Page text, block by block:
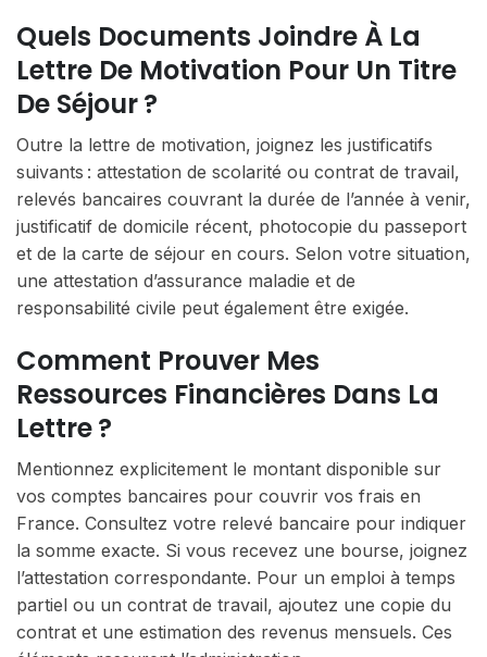
Quels Documents Joindre À La
Lettre De Motivation Pour Un Titre
De Séjour ?
Outre la lettre de motivation, joignez les justificatifs
suivants : attestation de scolarité ou contrat de travail,
relevés bancaires couvrant la durée de l’année à venir,
justificatif de domicile récent, photocopie du passeport
et de la carte de séjour en cours. Selon votre situation,
une attestation d’assurance maladie et de
responsabilité civile peut également être exigée.
Comment Prouver Mes
Ressources Financières Dans La
Lettre ?
Mentionnez explicitement le montant disponible sur
vos comptes bancaires pour couvrir vos frais en
France. Consultez votre relevé bancaire pour indiquer
la somme exacte. Si vous recevez une bourse, joignez
l’attestation correspondante. Pour un emploi à temps
partiel ou un contrat de travail, ajoutez une copie du
contrat et une estimation des revenus mensuels. Ces